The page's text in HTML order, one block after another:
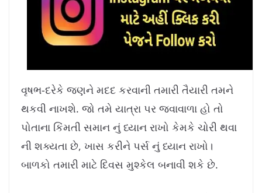
વૃષભ-દરેકે જણને મદદ કરવાની તમારી તૈયારી તમને
થકવી નાખશે. જો તમે યાત્રા પર જવાવાળા હો તો
પોતાના કિંમતી સમાન નું ધ્યાન રાખો કેમકે ચોરી થવા
ની શક્યતા છે, ખાસ કરીને પર્સ નું ધ્યાન રાખો।
બાળકો તમારી માટે દિવસ મુશ્કેલ બનાવી શકે છે.